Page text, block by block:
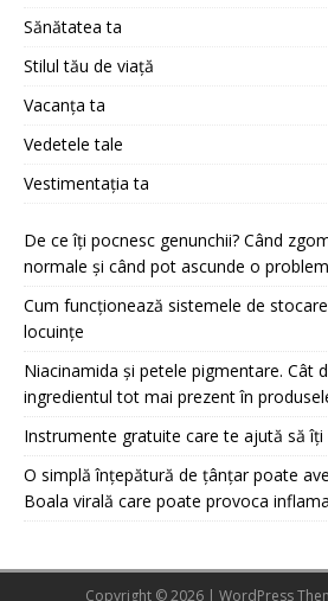
Sănătatea ta
Stilul tău de viață
Vacanța ta
Vedetele tale
Vestimentația ta
De ce îți pocnesc genunchii? Când
normale și când pot ascunde o
Cum funcționează sistemele de
locuințe
Niacinamida și petele pigmentare. Cât
ingredientul tot mai prezent în
Instrumente gratuite care te ajută să
O simplă înțepătură de țânțar poate
Boala virală care poate provoca
Copyright © 2026 | WordPress